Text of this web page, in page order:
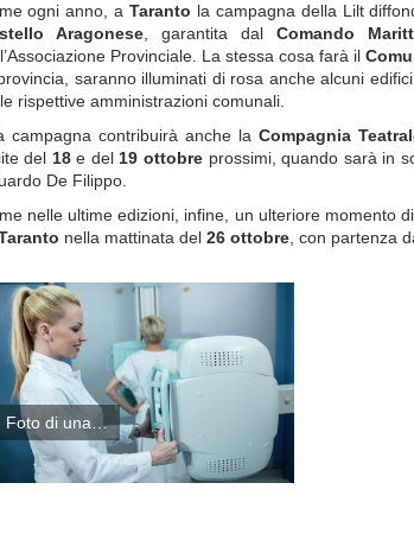
ogni anno, aTaranto la campagna della Lilt
Aragonese, garantita dal Comando
Provinciale. La stessa cosa farà il
saranno illuminati di rosa anche alcuni
rispettive amministrazioni comunali.
campagna contribuirà anche la Compagnia
del 18e del19 ottobre prossimi, quando sarà in
De Filippo.
nelle ultime edizioni, infine, un ulteriore momento
nella mattinata del 26ottobre, con partenza
Foto di una…